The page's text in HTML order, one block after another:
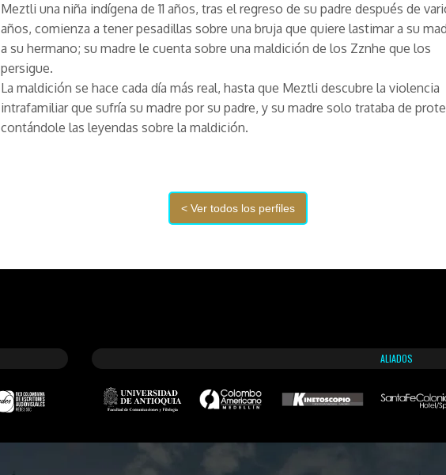
Meztli una niña indígena de 11 años, tras el regreso de su padre después de
años, comienza a tener pesadillas sobre una bruja que quiere lastimar a su
a su hermano; su madre le cuenta sobre una maldición de los Zznhe que los
persigue.
La maldición se hace cada día más real, hasta que Meztli descubre la violencia
intrafamiliar que sufría su madre por su padre, y su madre solo trataba de
contándole las leyendas sobre la maldición.
ALIADOS